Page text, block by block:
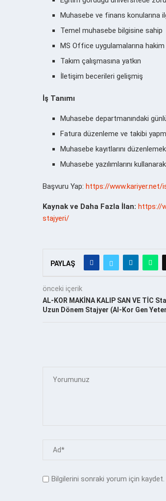
Muhasebe ve finans konularına
Temel muhasebe bilgisine sahip
MS Office uygulamalarına hakim
Takım çalışmasına yatkın
İletişim becerileri gelişmiş
İş Tanımı
Muhasebe departmanındaki
Fatura düzenleme ve takibi
Muhasebe kayıtlarını
Muhasebe yazılımlarını
Başvuru Yap: https://
Kaynak ve Daha Fazla İlan: https://
stajyeri/
PAYLAŞ
önceki içerik
AL-KOR MAKİNA KALIP SAN VE TİC
Uzun Dönem Stajyer (Al-Kor Gen
Bilgilerini sonraki yorum için kaydet.